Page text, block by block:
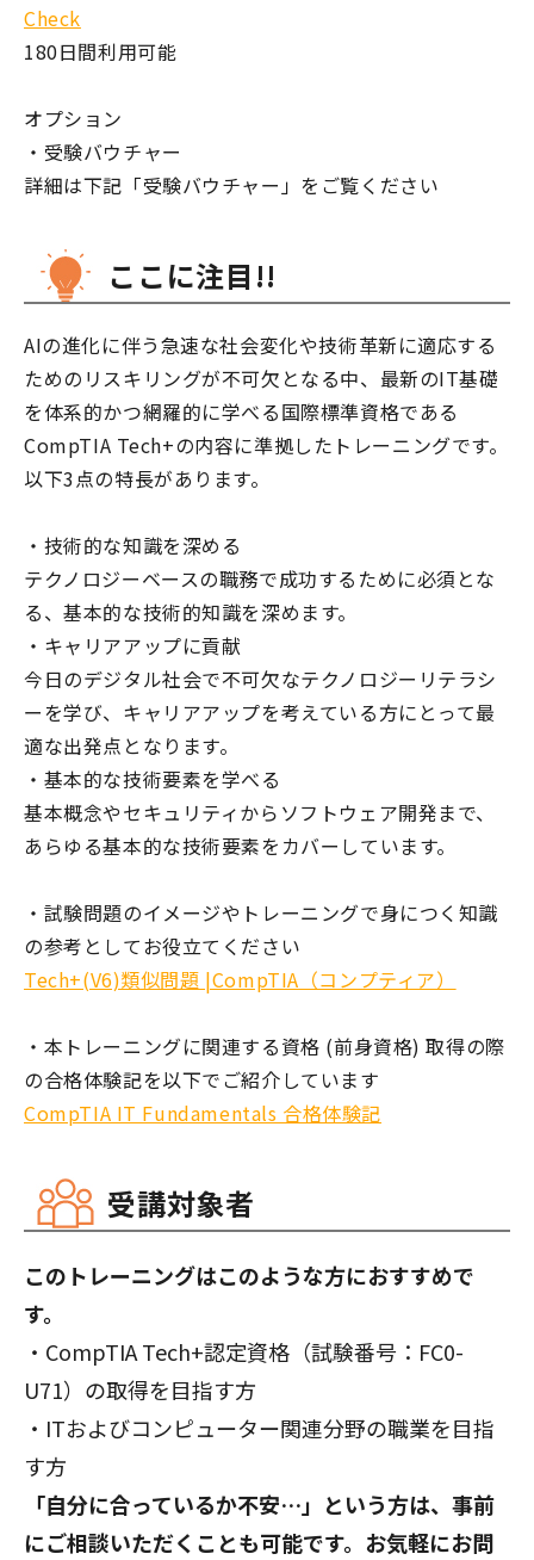
Check
180日間利用可能
オプション
・受験バウチャー
詳細は下記「受験バウチャー」をご覧ください
ここに注目!!
AIの進化に伴う急速な社会変化や技術革新に適応する
ためのリスキリングが不可欠となる中、最新のIT基礎
を体系的かつ網羅的に学べる国際標準資格である
CompTIA Tech+の内容に準拠したトレーニングです。
以下3点の特長があります。
・技術的な知識を深める
テクノロジーベースの職務で成功するために必須とな
る、基本的な技術的知識を深めます。
・キャリアアップに貢献
今日のデジタル社会で不可欠なテクノロジーリテラシ
ーを学び、キャリアアップを考えている方にとって最
適な出発点となります。
・基本的な技術要素を学べる
基本概念やセキュリティからソフトウェア開発まで、
あらゆる基本的な技術要素をカバーしています。
・試験問題のイメージやトレーニングで身につく知識
の参考としてお役立てください
Tech+(V6)類似問題 |CompTIA（コンプティア）
・本トレーニングに関連する資格 (前身資格) 取得の際
の合格体験記を以下でご紹介しています
CompTIA IT Fundamentals 合格体験記
受講対象者
このトレーニングはこのような方におすすめで
す。
・CompTIA Tech+認定資格（試験番号：FC0-
U71）の取得を目指す方
・ITおよびコンピューター関連分野の職業を目指
す方
「自分に合っているか不安…」という方は、事前
にご相談いただくことも可能です。お気軽にお問